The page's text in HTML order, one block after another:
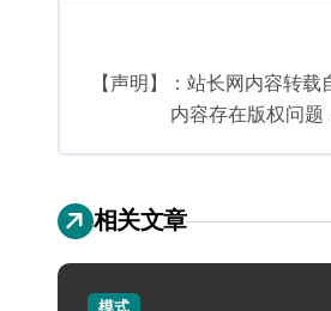
【声明】：站长网内容转
内容存在版权问题
相关文章
模式